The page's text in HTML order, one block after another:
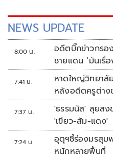
NEWS UPDATE
8:00 น.
อดีตบิ๊กข่าวกรอ
ชายแดน ‘มันเรื่อ
7:41 น.
หาดใหญ่วิทยาลั
หลังอดีตครูต่าง
ข่มขู่
7:37 น.
'ธรรมนัส' ลุยสง
'เขียว-ส้ม-แดง'
7:24 น.
อุตุฯชี้ร่องมรสุม
หนักหลายพื้นที่